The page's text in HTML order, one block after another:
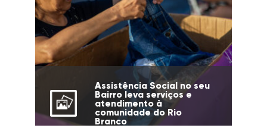
Assistência Social no seu
Bairro leva serviços e
atendimento à
comunidade do Rio
Branco